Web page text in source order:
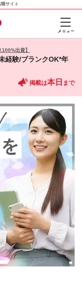
サイト
出資】
経験/ブランクOK*年
掲載は本日 まで